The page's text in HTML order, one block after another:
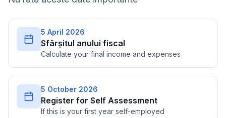
5 April 2026
Sfârșitul anului fiscal
Calculate your final income and expenses
5 October 2026
Register for Self Assessment
If this is your first year self-employed